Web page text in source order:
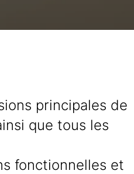
principales de
que tous les
fonctionnelles et